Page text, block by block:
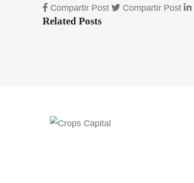
Compartir Post
Compartir Post
Related Posts